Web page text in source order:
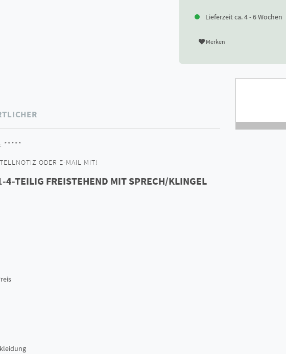
Lieferzeit ca. 4 - 6 Wochen
Merken
*****
ODER E-MAIL MIT!
4-TEILIG FREISTEHEND MIT SPRECH/KLINGEL